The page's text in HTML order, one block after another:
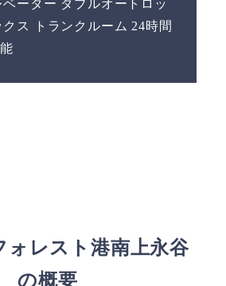
ーター ダブルオートロッ
クス トランクルーム 24時間
ォレスト港南上永谷
の概要